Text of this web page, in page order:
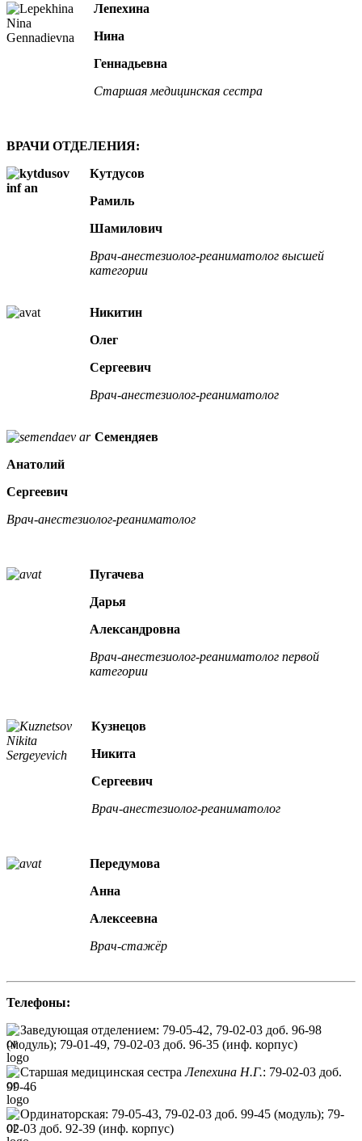
Лепехина
Нина
Геннадьевна
Старшая медицинская сестра
ВРАЧИ ОТДЕЛЕНИЯ:
Кутдусов
Рамиль
Шамилович
Врач-анестезиолог-реаниматолог высшей
категории
Никитин
Олег
Сергеевич
Врач-анестезиолог-реаниматолог
Семендяев
Анатолий
Сергеевич
Врач-анестезиолог-реаниматолог
Пугачева
Дарья
Александровна
Врач-анестезиолог-реаниматолог первой
категории
Кузнецов
Никита
Сергеевич
Врач-анестезиолог-реаниматолог
Передумова
Анна
Алексеевна
Врач-стажёр
Телефоны:
Заведующая отделением: 79-05-42, 79-02-03 доб. 96-98
(модуль); 79-01-49, 79-02-03 доб. 96-35 (инф. корпус)
Старшая медицинская сестраЛепехина Н.Г.: 79-02-03 доб.
99-46
Ординаторская: 79-05-43, 79-02-03 доб. 99-45 (модуль); 79-
02-03 доб. 92-39 (инф. корпус)